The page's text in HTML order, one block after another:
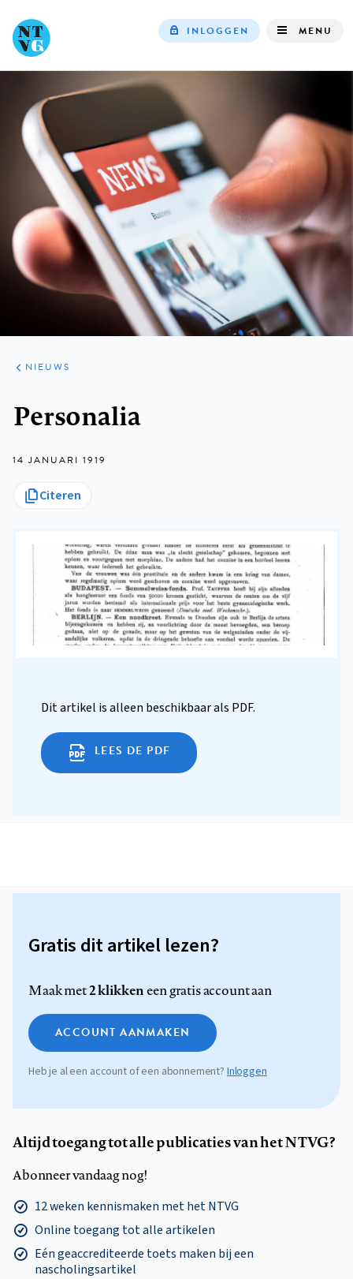
INLOGGEN MENU
ARTIKELEN
HET
KORT
NIEUWS
Personalia
14 JANUARI 1919
Citeren
Dit artikel is alleen beschikbaar als PDF.
LEES DE PDF
Gratis dit artikel lezen?
Maak met2 klikkeneen gratis account aan
ACCOUNT AANMAKEN
Heb je al een account of een abonnement? Inloggen
Altijd toegang tot alle publicaties van het NTVG?
Abonneer vandaag nog!
12 weken kennismaken met het NTVG
Online toegang tot alle artikelen
Eén geaccrediteerde toets maken bij een
nascholingsartikel